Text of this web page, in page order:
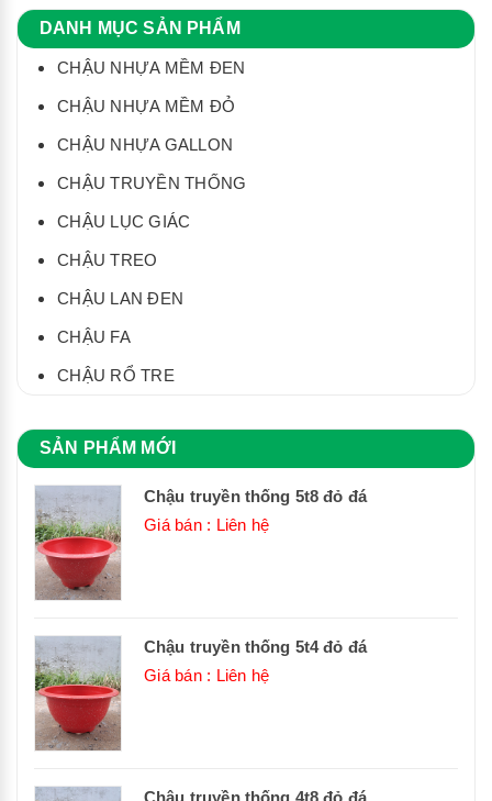
DANH MỤC SẢN PHẨM
CHẬU NHỰA MỀM ĐEN
CHẬU NHỰA MỀM ĐỎ
CHẬU NHỰA GALLON
CHẬU TRUYỀN THỐNG
CHẬU LỤC GIÁC
CHẬU TREO
CHẬU LAN ĐEN
CHẬU FA
CHẬU RỔ TRE
SẢN PHẨM MỚI
Chậu truyền thống 5t8 đỏ đá
Giá bán : Liên hệ
Chậu truyền thống 5t4 đỏ đá
Giá bán : Liên hệ
Chậu truyền thống 4t8 đỏ đá